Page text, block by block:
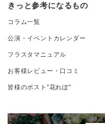
きっと参考になるもの
コラム一覧
公演・イベントカレンダー
フラスタマニュアル
お客様レビュー・口コミ
皆様のポスト”花れぽ”